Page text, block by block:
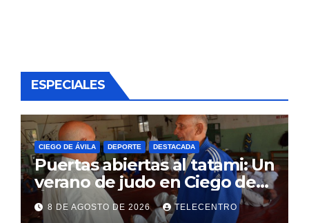
ESPECIALES
CIEGO DE ÁVILA DEPORTE DESTACADA
Puertas abiertas al tatami: Un
verano de judo en Ciego de
Ávila
8 DE AGOSTO DE 2026 TELECENTRO